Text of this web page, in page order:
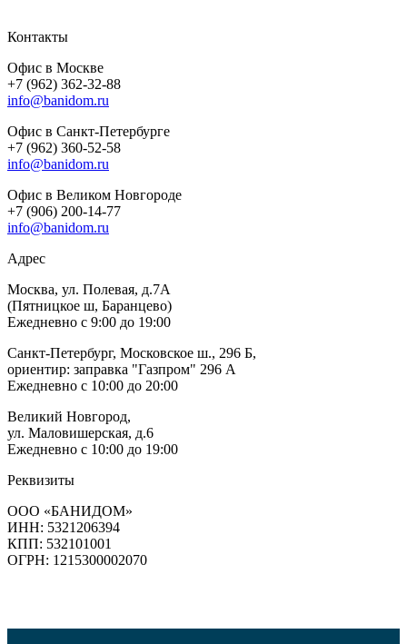
Контакты
Офис в Москве
+7 (962) 362-32-88
info@banidom.ru
Офис в Санкт-Петербурге
+7 (962) 360-52-58
info@banidom.ru
Офис в Великом Новгороде
+7 (906) 200-14-77
info@banidom.ru
Адрес
Москва, ул. Полевая, д.7А
(Пятницкое ш, Баранцево)
Ежедневно с 9:00 до 19:00
Санкт-Петербург, Московское ш., 296 Б,
ориентир: заправка "Газпром" 296 А
Ежедневно с 10:00 до 20:00
Великий Новгород,
ул. Маловишерская, д.6
Ежедневно с 10:00 до 19:00
Реквизиты
ООО «БАНИДОМ»
ИНН: 5321206394
КПП: 532101001
ОГРН: 1215300002070